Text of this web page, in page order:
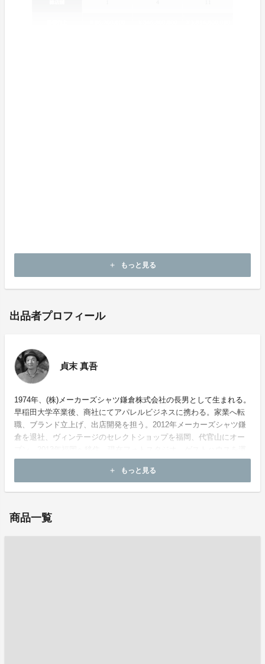
add もっと見る
出品者プロフィール
貞末 真吾
1974年、(株)メーカーズシャツ鎌倉株式会社の⻑男として⽣まれる。
早稲⽥⼤学卒業後、商社にてアパレルビジネスに携わる。家業へ転
職、ブランド⽴上げ、出店開発を担う。2012年メーカーズシャツ鎌
倉を退社、ヴィンテージのセレクトショップを福岡、代官⼭にオー
営。
add もっと見る
商品一覧